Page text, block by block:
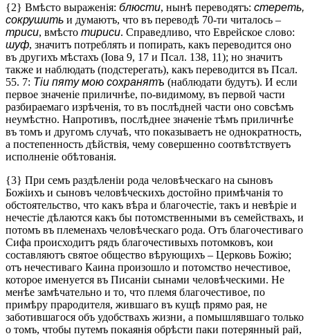
{2} Вмѣсто выраженія: блюсти, нынѣ переводятъ: стереть,
сокрушить и думаютъ, что въ переводѣ 70-ти читалось –
триси, вмѣсто тириси. Справедливо, что Еврейское слово:
шуф, значитъ потреблять и попирать, какъ переводится оно
въ другихъ мѣстахъ (Іова 9, 17 и Псал. 138, 11); но значитъ
также и наблюдать (подстерегать), какъ переводится въ Псал.
55. 7: Тіи пяту мою сохранятъ (наблюдати будутъ). И если
первое значеніе приличнѣе, по-видимому, въ первой части
разбираемаго изрѣченія, то въ послѣдней части оно совсѣмъ
неумѣстно. Напротивъ, послѣднее значеніе тѣмъ приличнѣе
въ томъ и другомъ случаѣ, что показываетъ не однократность,
а постепенность дѣйствія, чему совершенно соотвѣтствуетъ
исполненіе обѣтованія.
{3} При семъ раздѣленіи рода человѣческаго на сыновъ
Божіихъ и сыновъ человѣческихъ достойно примѣчанія то
обстоятельство, что какъ вѣра и благочестіе, такъ и невѣріе и
нечестіе дѣлаются какъ бы потомственными въ семействахъ, и
потомъ въ племенахъ человѣческаго рода. Отъ благочестиваго
Сифа происходитъ рядъ благочестивыхъ потомковъ, кои
составляютъ святое общество вѣрующихъ – Церковь Божію;
отъ нечестиваго Каина произошло и потомство нечестивое,
которое именуется въ Писаніи сынами человѣческими. Не
менѣе замѣчательно и то, что племя благочестивое, по
примѣру прародителя, жившаго въ кущѣ прямо рая, не
заботившагося объ удобствахъ жизни, а помышлявшаго только
о томъ, чтобы путемъ покаянія обрѣсти паки потерянный рай,